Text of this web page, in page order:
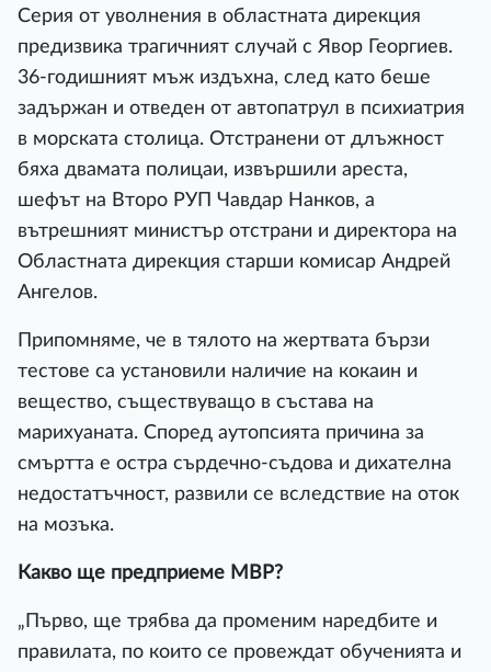
Серия от уволнения в областната дирекция
предизвика трагичният случай с Явор Георгиев.
36-годишният мъж издъхна, след като беше
задържан и отведен от автопатрул в психиатрия
в морската столица. Отстранени от длъжност
бяха двамата полицаи, извършили ареста,
шефът на Второ РУП Чавдар Нанков, а
вътрешният министър отстрани и директора на
Областната дирекция старши комисар Андрей
Ангелов.
Припомняме, че в тялото на жертвата бързи
тестове са установили наличие на кокаин и
вещество, съществуващо в състава на
марихуаната. Според аутопсията причина за
смъртта е остра сърдечно-съдова и дихателна
недостатъчност, развили се вследствие на оток
на мозъка.
Какво ще предприеме МВР?
„Първо, ще трябва да променим наредбите и
правилата, по които се провеждат обученията и